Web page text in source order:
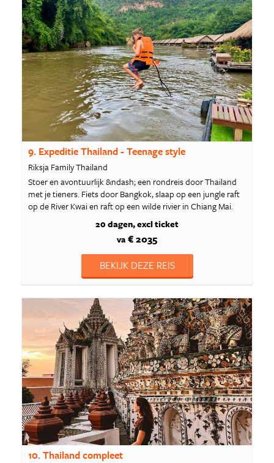
9. Expeditie Thailand - Teenage style
Riksja Family Thailand
Stoer en avontuurlijk &ndash; een rondreis door Thailand
met je tieners. Fiets door Bangkok, slaap op een jungle raft
op de River Kwai en raft op een wilde rivier in Chiang Mai.
20 dagen excl ticket
va € 2035
BEKIJK DEZE REIS
10. Thailand compleet